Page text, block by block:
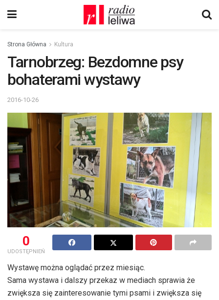
Strona Główna Kultura
Tarnobrzeg: Bezdomne psy
bohaterami wystawy
2016-10-26
0
UDOSTĘPNIEŃ
Wystawę można oglądać przez miesiąc.
Sama wystawa i dalszy przekaz w mediach sprawia że
zwiększa się zainteresowanie tymi psami i zwiększa się